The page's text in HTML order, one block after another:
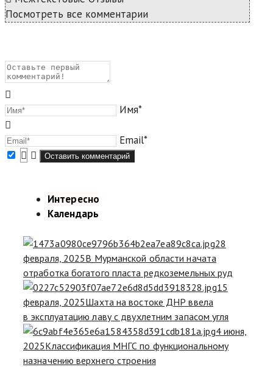
Посмотреть все комментарии
Имя*
Email*
Интересно
Календарь
28
февраля, 2025В Мурманской области начата
отработка богатого пласта редкоземельных руд
15
февраля, 2025Шахта на востоке ДНР ввела
в эксплуатацию лаву с двухлетним запасом угля
4 июня,
2025Классификация МНГС по функциональному
назначению верхнего строения